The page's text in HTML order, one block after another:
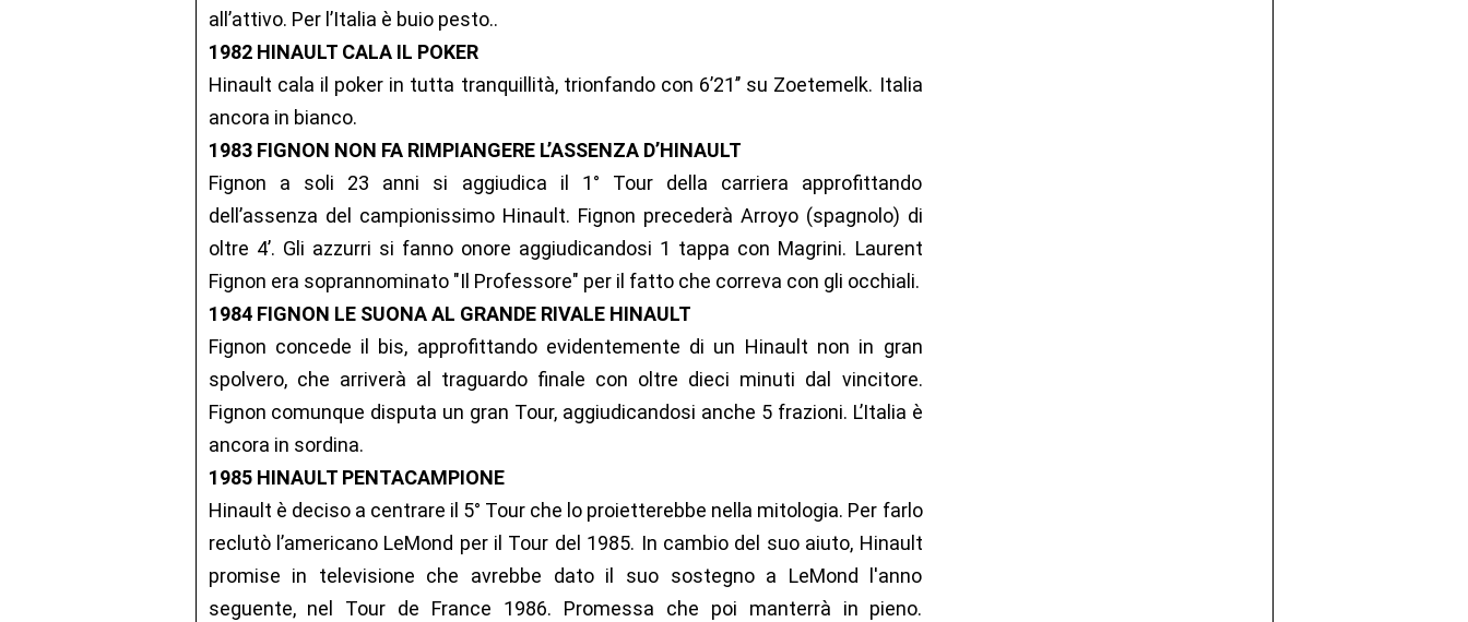
all’attivo. Per l’Italia è buio pesto..
1982 HINAULT CALA IL POKER
Hinault cala il poker in tutta tranquillità, trionfando con 6’21’’ su Zoetemelk. Italia
ancora in bianco.
1983 FIGNON NON FA RIMPIANGERE L’ASSENZA D’HINAULT
Fignon a soli 23 anni si aggiudica il 1° Tour della carriera approfittando
dell’assenza del campionissimo Hinault. Fignon precederà Arroyo (spagnolo) di
oltre 4’. Gli azzurri si fanno onore aggiudicandosi 1 tappa con Magrini. Laurent
Fignon era soprannominato "Il Professore" per il fatto che correva con gli occhiali.
1984 FIGNON LE SUONA AL GRANDE RIVALE HINAULT
Fignon concede il bis, approfittando evidentemente di un Hinault non in gran
spolvero, che arriverà al traguardo finale con oltre dieci minuti dal vincitore.
Fignon comunque disputa un gran Tour, aggiudicandosi anche 5 frazioni. L’Italia è
ancora in sordina.
1985 HINAULT PENTACAMPIONE
Hinault è deciso a centrare il 5° Tour che lo proietterebbe nella mitologia. Per farlo
reclutò l’americano LeMond per il Tour del 1985. In cambio del suo aiuto, Hinault
promise in televisione che avrebbe dato il suo sostegno a LeMond l'anno
seguente, nel Tour de France 1986. Promessa che poi manterrà in pieno.